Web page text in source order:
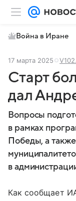
Война в Иране
17 марта 2025
Старт
дал
Вопросы
в рамках
Победы, а
в
Как сообщает